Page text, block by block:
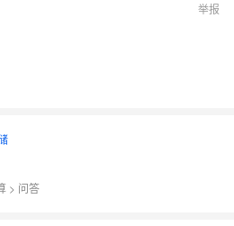
举报
> 问答